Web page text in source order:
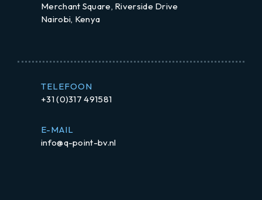
Merchant Square, Riverside Drive
Nairobi, Kenya
TELEFOON
+31 (0)317 491581
E-MAIL
info@q-point-bv.nl